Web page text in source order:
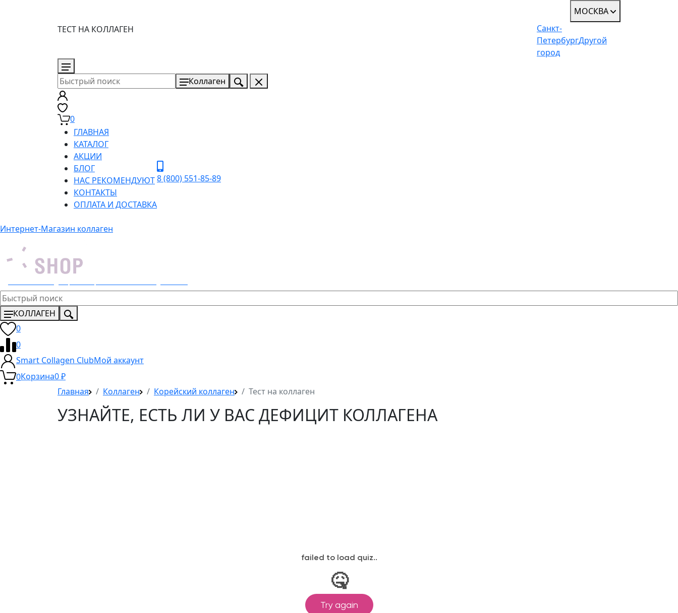
ТЕСТ НА КОЛЛАГЕН
МОСКВА
Санкт-
ПетербургДругой
город
Коллаген
0
ГЛАВНАЯ
КАТАЛОГ
АКЦИИ
БЛОГ
НАС РЕКОМЕНДУЮТ
КОНТАКТЫ
ОПЛАТА И ДОСТАВКА
8 (800) 551-85-89
Интернет-Магазин коллаген
КОЛЛАГЕН
0
0
Smart Collagen ClubМой аккаунт
0Корзина0₽
Главная
Коллаген Корейский коллаген Тест на коллаген
УЗНАЙТЕ, ЕСТЬ ЛИ У ВАС ДЕФИЦИТ КОЛЛАГЕНА